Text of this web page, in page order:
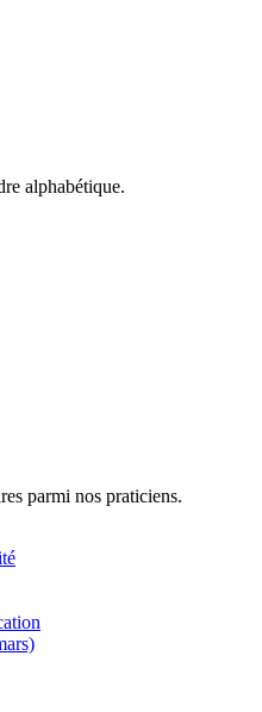
alphabétique.
parmi nos praticiens.